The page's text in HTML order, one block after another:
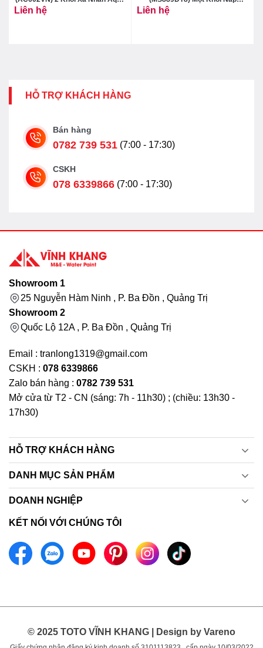
Liên hệ Liên hệ
HỖ TRỢ KHÁCH HÀNG
Bán hàng
0782 739 531 (7:00 - 17:30)
CSKH
078 6339866 (7:00 - 17:30)
Showroom 1
25 Nguyễn Hàm Ninh , P. Ba Đồn , Quảng Trị
Showroom 2
Quốc Lộ 12A , P. Ba Đồn , Quảng Trị
Email : tranlong1319@gmail.com
CSKH : 078 6339866
Zalo bán hàng : 0782 739 531
Mở cửa từ T2 - CN (sáng: 7h - 11h30) ; (chiều: 13h30 -
17h30)
HỖ TRỢ KHÁCH HÀNG
DANH MỤC SẢN PHẨM
DOANH NGHIỆP
KẾT NỐI VỚI CHÚNG TÔI
© 2025 TOTO VĨNH KHANG | Design by Vareno